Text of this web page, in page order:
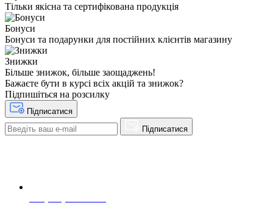
Тільки якісна та сертифікована продукція
Бонуси
Бонуси та подарунки для постійних клієнтів магазину
Знижки
Більше знижок, більше заощаджень!
Бажаєте бути в курсі всіх акцій та знижок?
Підпишіться на розсилку
Підписатися
Підписатися